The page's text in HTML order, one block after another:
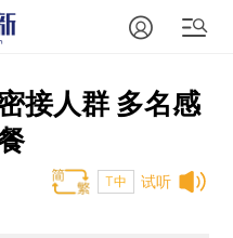
接人群 多名感
试听
T中